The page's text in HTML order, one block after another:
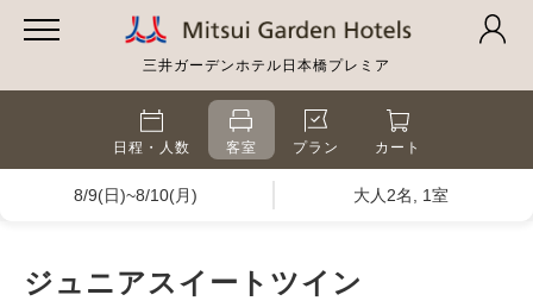
三井ガーデンホテル日本橋プレミア
日程・人数 客室 プラン カート
8/9(日)~8/10(月) 大人2名, 1室
ジュニアスイートツイン